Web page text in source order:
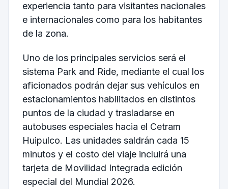
experiencia tanto para visitantes nacionales
e internacionales como para los habitantes
de la zona.
Uno de los principales servicios será el
sistema Park and Ride, mediante el cual los
aficionados podrán dejar sus vehículos en
estacionamientos habilitados en distintos
puntos de la ciudad y trasladarse en
autobuses especiales hacia el Cetram
Huipulco. Las unidades saldrán cada 15
minutos y el costo del viaje incluirá una
tarjeta de Movilidad Integrada edición
especial del Mundial 2026.